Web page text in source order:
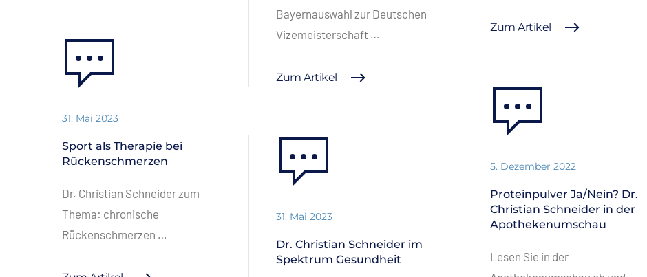
Bayernauswahl zur Deutschen
Vizemeisterschaft …
Zum Artikel
Zum Artikel
31. Mai 2023
Sport als Therapie bei
Rückenschmerzen
Dr. Christian Schneider zum
Thema: chronische
Rückenschmerzen …
31. Mai 2023
Dr. Christian Schneider im
Spektrum Gesundheit
5. Dezember 2022
Proteinpulver Ja/Nein? Dr.
Christian Schneider in der
Apothekenumschau
Lesen Sie in der